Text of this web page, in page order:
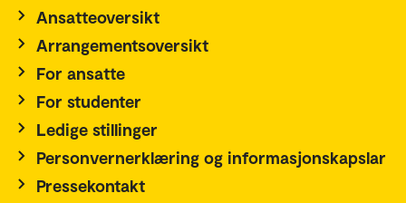
Ansatteoversikt
Arrangementsoversikt
For ansatte
For studenter
Ledige stillinger
Personvernerklæring og informasjonskapslar
Pressekontakt